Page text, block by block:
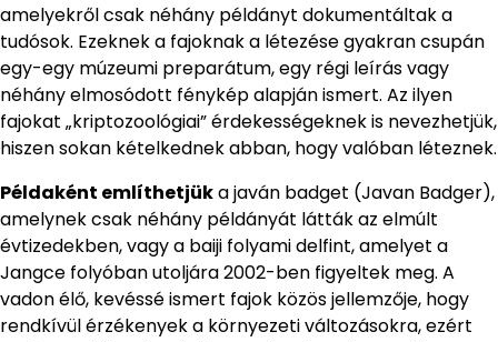
amelyekről csak néhány példányt dokumentáltak a
tudósok. Ezeknek a fajoknak a létezése gyakran csupán
egy-egy múzeumi preparátum, egy régi leírás vagy
néhány elmosódott fénykép alapján ismert. Az ilyen
fajokat „kriptozoológiai” érdekességeknek is nevezhetjük,
hiszen sokan kételkednek abban, hogy valóban léteznek.
Példaként említhetjüka javán badget (Javan Badger),
amelynek csak néhány példányát látták az elmúlt
évtizedekben, vagy a baiji folyami delfint, amelyet a
Jangce folyóban utoljára 2002-ben figyeltek meg. A
vadon élő, kevéssé ismert fajok közös jellemzője, hogy
rendkívül érzékenyek a környezeti változásokra, ezért